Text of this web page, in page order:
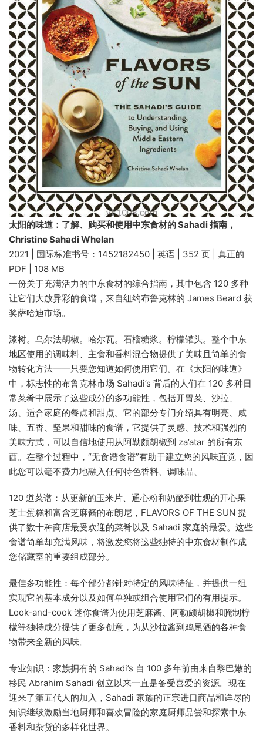
太阳的味道：了解、购买和使用中东食材的 Sahadi 指南，
Christine Sahadi Whelan
2021 | 国际标准书号：1452182450 | 英语 | 352 页 | 真正的
PDF | 108 MB
一份关于充满活力的中东食材的综合指南，其中包含 120 多种
让它们大放异彩的食谱，来自纽约布鲁克林的 James Beard 获
奖萨哈迪市场。
漆树。乌尔法胡椒。哈尔瓦。石榴糖浆。柠檬罐头。整个中东
地区使用的调味料、主食和香料混合物提供了美味且简单的食
物转化方法——只要您知道如何使用它们。在《太阳的味道》
中，标志性的布鲁克林市场 Sahadi’s 背后的人们在 120 多种日
常菜肴中展示了这些成分的多功能性，包括开胃菜、沙拉、
汤、适合家庭的餐点和甜点。它的部分专门介绍具有明亮、咸
味、五香、坚果和甜味的食谱，它提供了灵感、技术和强烈的
美味方式，可以自信地使用从阿勒颇胡椒到 za’atar 的所有东
西。在整个过程中，“无食谱食谱”有助于建立您的风味直觉，因
此您可以毫不费力地融入任何特色香料、调味品、
120 道菜谱：从更新的玉米片、通心粉和奶酪到壮观的开心果
芝士蛋糕和富含芝麻酱的布朗尼，FLAVORS OF THE SUN 提
供了数十种商店最受欢迎的菜肴以及 Sahadi 家庭的最爱。这些
食谱简单却充满风味，将激发您将这些独特的中东食材制作成
您储藏室的重要组成部分。
最佳多功能性：每个部分都针对特定的风味特征，并提供一组
实现它的基本成分以及如何单独或组合使用它们的有用提示。
Look-and-cook 迷你食谱为使用芝麻酱、阿勒颇胡椒和腌制柠
檬等独特成分提供了更多创意，为从沙拉酱到鸡尾酒的各种食
物带来全新的风味。
专业知识：家族拥有的 Sahadi’s 自 100 多年前由来自黎巴嫩的
移民 Abrahim Sahadi 创立以来一直是备受喜爱的资源。现在
迎来了第五代人的加入，Sahadi 家族的正宗进口商品和详尽的
知识继续激励当地厨师和喜欢冒险的家庭厨师品尝和探索中东
香料和杂货的多样化世界。